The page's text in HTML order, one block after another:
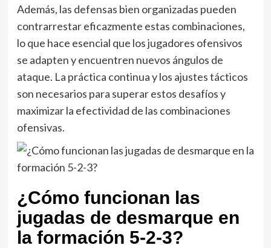
Además, las defensas bien organizadas pueden
contrarrestar eficazmente estas combinaciones,
lo que hace esencial que los jugadores ofensivos
se adapten y encuentren nuevos ángulos de
ataque. La práctica continua y los ajustes tácticos
son necesarios para superar estos desafíos y
maximizar la efectividad de las combinaciones
ofensivas.
¿Cómo funcionan las
jugadas de desmarque en
la formación 5-2-3?